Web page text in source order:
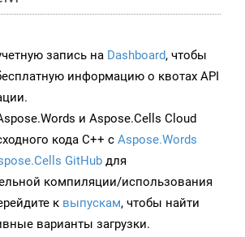
запись на Dashboard, чтобы
информацию о квотах API
и Aspose.Cells Cloud
кода C++ с Aspose.Words
GitHub для
компиляции/использования
к выпускам, чтобы найти
варианты загрузки.